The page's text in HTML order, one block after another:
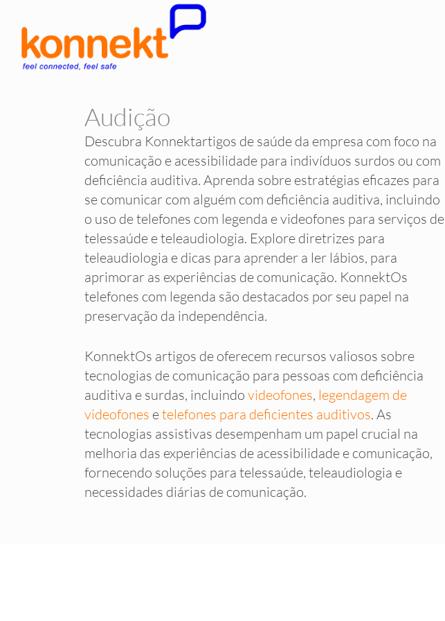
Audição
Descubra Konnektartigos de saúde da empresa com foco na
comunicação e acessibilidade para indivíduos surdos ou com
deficiência auditiva. Aprenda sobre estratégias eficazes para
se comunicar com alguém com deficiência auditiva, incluindo
o uso de telefones com legenda e videofones para serviços de
telessaúde e teleaudiologia. Explore diretrizes para
teleaudiologia e dicas para aprender a ler lábios, para
aprimorar as experiências de comunicação. KonnektOs
telefones com legenda são destacados por seu papel na
preservação da independência.
KonnektOs artigos de oferecem recursos valiosos sobre
tecnologias de comunicação para pessoas com deficiência
auditiva e surdas, incluindo videofones, legendagem de
videofones etelefones para deficientes auditivos. As
tecnologias assistivas desempenham um papel crucial na
melhoria das experiências de acessibilidade e comunicação,
fornecendo soluções para telessaúde, teleaudiologia e
necessidades diárias de comunicação.